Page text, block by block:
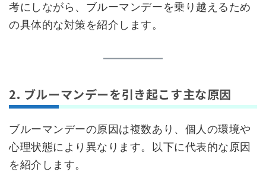
考にしながら、ブルーマンデーを乗り越えるため
の具体的な対策を紹介します。
2. ブルーマンデーを引き起こす主な原因
ブルーマンデーの原因は複数あり、個人の環境や
心理状態により異なります。以下に代表的な原因
を紹介します。